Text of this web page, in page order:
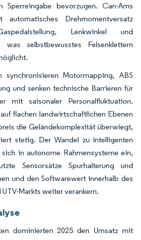
Sperreingabe bevorzugen. Can-Ams
automatisches Drehmomentversatz
Lenkwinkel und
was selbstbewusstes Felsenklettern
synchronisieren Motormapping, ABS
und senken technische Barrieren für
mit saisonaler Personalfluktuation.
flachen landwirtschaftlichen Ebenen
die Geländekomplexität überwiegt,
stetig. Der Wandel zu intelligenten
in autonome Rahmensysteme ein,
Sensorsätze Spurhalterung und
und den Softwarewert innerhalb des
Markts weiter verankern.
dominierten 2025 den Umsatz mit